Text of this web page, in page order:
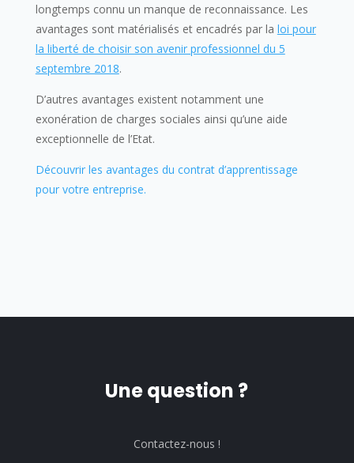
longtemps connu un manque de reconnaissance. Les
avantages sont matérialisés et encadrés par la loi pour
la liberté de choisir son avenir professionnel du 5
septembre 2018.
D’autres avantages existent notamment une
exonération de charges sociales ainsi qu’une aide
exceptionnelle de l’Etat.
Découvrir les avantages du contrat d’apprentissage
pour votre entreprise.
Une question ?
Contactez-nous !